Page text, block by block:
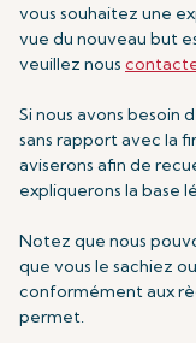
vous souhaitez une
vue du nouveau but
veuillez nous
Si nous avons besoin
sans rapport avec la
aviserons afin de
expliquerons la base
Notez que nous
que vous le sachiez
conformément aux
permet.